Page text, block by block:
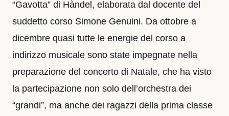
“Gavotta” di Hàndel, elaborata dal docente del
suddetto corso Simone Genuini. Da ottobre a
dicembre quasi tutte le energie del corso a
indirizzo musicale sono state impegnate nella
preparazione del concerto di Natale, che ha visto
la partecipazione non solo dell’orchestra dei
“grandi”, ma anche dei ragazzi della prima classe